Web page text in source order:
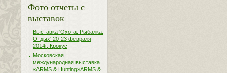
Фото отчеты с
выставок
Выставка 'Охота. Рыбалка.
Отдых' 20-23 февраля
2014г, Крокус
Московская
международная выставка
«ARMS & Hunting»ARMS &